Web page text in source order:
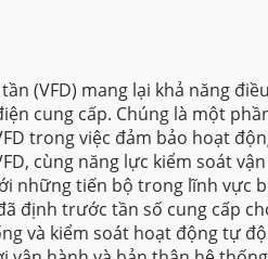
(VFD) mang lại khả năng
cung cấp. Chúng là một
trong việc đảm bảo hoạt
cùng năng lực kiểm soát
những tiến bộ trong lĩnh vực
định trước tần số cung cấp
và kiểm soát hoạt động tự